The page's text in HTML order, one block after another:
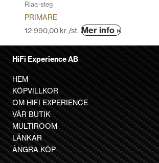
Riaa-steg
PRIMARE
12 990,00 kr /st. Mer info »Den
varianter.
De
olika
alternativen
kan
väljas
på
HiFi Experience AB
HEM
KÖPVILLKOR
OM HIFI EXPERIENCE
VÅR BUTIK
MULTIROOM
LÄNKAR
ÅNGRA KÖP